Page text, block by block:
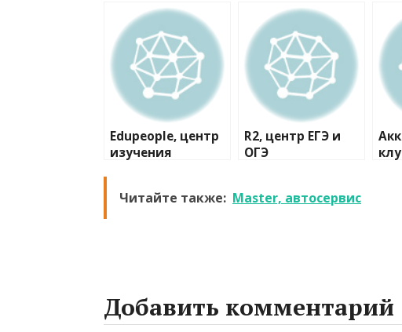
Edupeople, центр
изучения
R2, центр ЕГЭ и
ОГЭ
Читайте также: Master, автосервис
Добавить комментарий